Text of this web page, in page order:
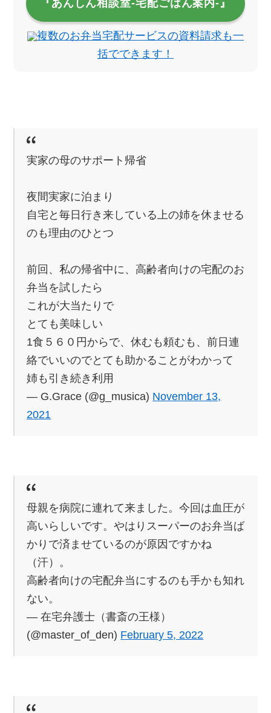
『あんしん相談室‐宅配ごはん案内‐』
複数のお弁当宅配サービスの資料請求も一
括でできます！
実家の母のサポート帰省
夜間実家に泊まり
自宅と毎日行き来している上の姉を休ませる
のも理由のひとつ
前回、私の帰省中に、高齢者向けの宅配のお
弁当を試したら
これが大当たりで
とても美味しい
1食５６０円からで、休むも頼むも、前日連
絡でいいのでとても助かることがわかって
姉も引き続き利用
— G.Grace (@g_musica) November 13,
2021
母親を病院に連れて来ました。今回は血圧が
高いらしいです。やはりスーパーのお弁当ば
かりで済ませているのが原因ですかね
（汗）。
高齢者向けの宅配弁当にするのも手かも知れ
ない。
— 在宅弁護士（書斎の王様）
(@master_of_den) February 5, 2022